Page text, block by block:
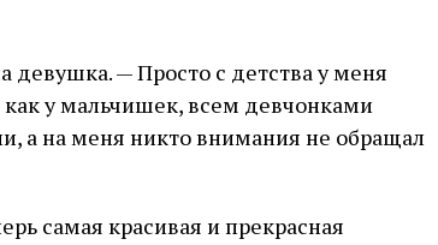
девушка. — Просто с детства у меня
у мальчишек, всем девчонками
а на меня никто внимания не обращал
самая красивая и прекрасная